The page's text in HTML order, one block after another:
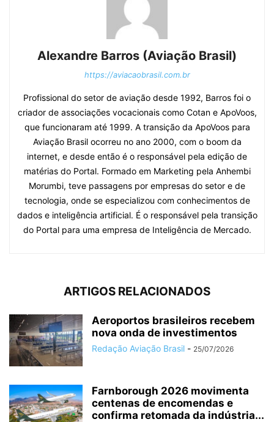
Alexandre Barros (Aviação Brasil)
https://aviacaobrasil.com.br
Profissional do setor de aviação desde 1992, Barros foi o
criador de associações vocacionais como Cotan e ApoVoos,
que funcionaram até 1999. A transição da ApoVoos para
Aviação Brasil ocorreu no ano 2000, com o boom da
internet, e desde então é o responsável pela edição de
matérias do Portal. Formado em Marketing pela Anhembi
Morumbi, teve passagens por empresas do setor e de
tecnologia, onde se especializou com conhecimentos de
dados e inteligência artificial. É o responsável pela transição
do Portal para uma empresa de Inteligência de Mercado.
ARTIGOS RELACIONADOS
Aeroportos brasileiros recebem
nova onda de investimentos
Redação Aviação Brasil - 25/07/2026
Farnborough 2026 movimenta
centenas de encomendas e
confirma retomada da indústria...